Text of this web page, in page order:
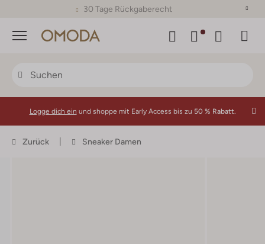
30 Tage Rückgaberecht
Menü
Logge dich ein und shoppe mit Early Access bis zu 50 % Rabatt.
Zurück Sneaker Damen